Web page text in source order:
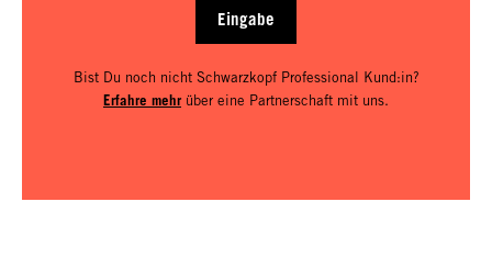
Eingabe
Bist Du noch nicht Schwarzkopf Professional Kund:in?
Erfahre mehr über eine Partnerschaft mit uns.